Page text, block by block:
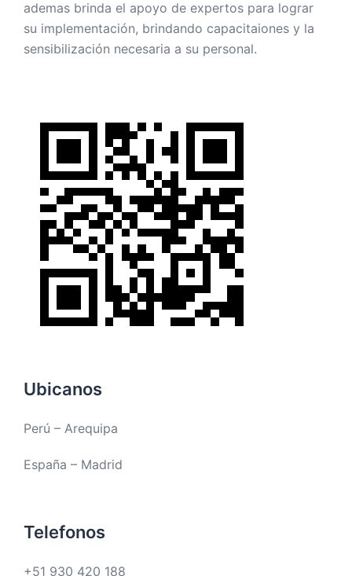
Perú – Arequipa
España – Madrid
Telefonos
+51 930 420 188
+34 629 50 11 72
Acerca de